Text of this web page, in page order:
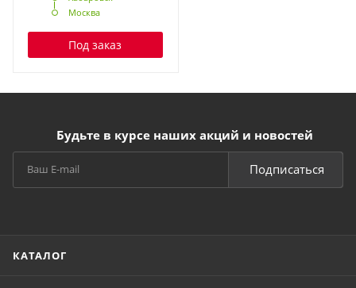
Москва
Под заказ
Будьте в курсе наших акций и новостей
Подписаться
КАТАЛОГ